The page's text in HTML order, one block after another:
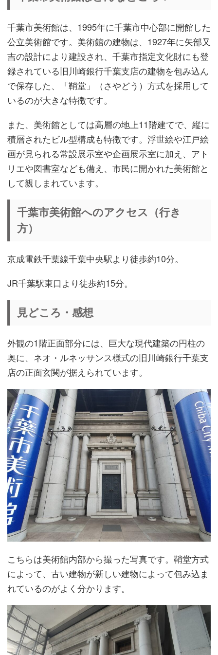
千葉市美術館は、1995年に千葉市中心部に開館した
公立美術館です。美術館の建物は、1927年に矢部又
吉の設計により建設され、千葉市指定文化財にも登
録されている旧川崎銀行千葉支店の建物を包み込ん
で保存した、「鞘堂」（さやどう）方式を採用して
いるのが大きな特徴です。
また、美術館としては高層の地上11階建てで、縦に
積層されたビル型構成も特徴です。浮世絵や江戸絵
画が見られる常設展示室や企画展示室に加え、アト
リエや図書室なども備え、市民に開かれた美術館と
して親しまれています。
千葉市美術館へのアクセス（行き
方）
京成電鉄千葉線千葉中央駅より徒歩約10分。
JR千葉駅東口より徒歩約15分。
見どころ・感想
外観の1階正面部分には、巨大な現代建築の円柱の
奥に、ネオ・ルネッサンス様式の旧川崎銀行千葉支
店の正面玄関が据えられています。
こちらは美術館内部から撮った写真です。鞘堂方式
によって、古い建物が新しい建物によって包み込ま
れているのがよく分かります。